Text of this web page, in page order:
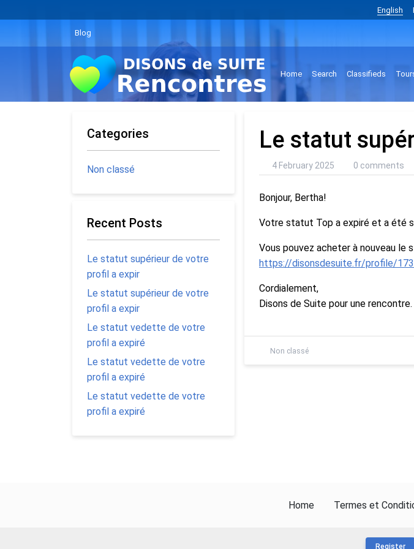
English
Blog
Home Search Classifieds
Le statut
4 February 2025 0 comments
Bonjour, Bertha!
Votre statut Top a expiré et a été
Vous pouvez acheter à nouveau
https://disonsdesuite.fr/profile/
Cordialement,
Disons de Suite pour une rencontre.
Non classé
Categories
Non classé
Recent Posts
Le statut supérieur de votre
profil a expir
Le statut supérieur de votre
profil a expir
Le statut vedette de votre
profil a expiré
Le statut vedette de votre
profil a expiré
Le statut vedette de votre
profil a expiré
Home Termes et
Register